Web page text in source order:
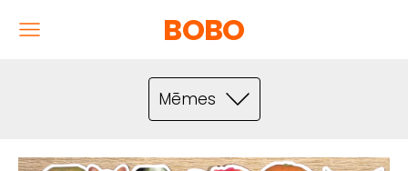
BOBO
Mēmes